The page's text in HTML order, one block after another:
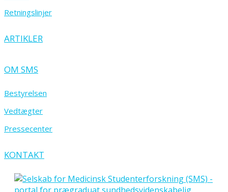
Retningslinjer
ARTIKLER
OM SMS
Bestyrelsen
Vedtægter
Pressecenter
KONTAKT